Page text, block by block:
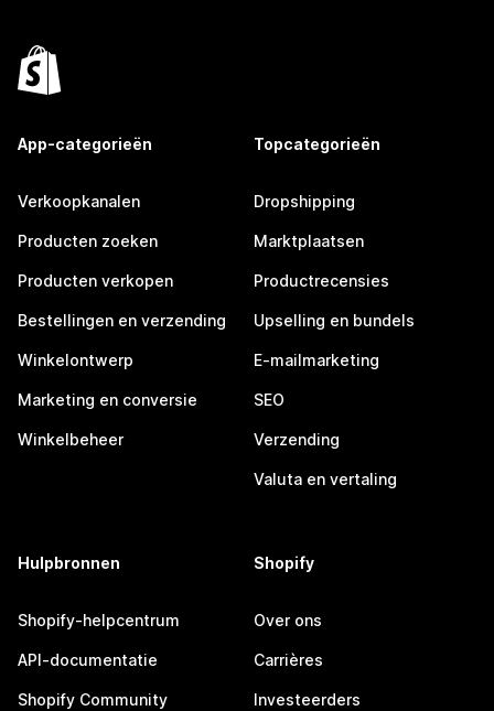
App-categorieën
Verkoopkanalen
Producten zoeken
Producten verkopen
Bestellingen en verzending
Winkelontwerp
Marketing en conversie
Winkelbeheer
Topcategorieën
Dropshipping
Marktplaatsen
Productrecensies
Upselling en bundels
E-mailmarketing
SEO
Verzending
Valuta en vertaling
Hulpbronnen
Shopify-helpcentrum
API-documentatie
Shopify Community
Shopify
Over ons
Carrières
Investeerders